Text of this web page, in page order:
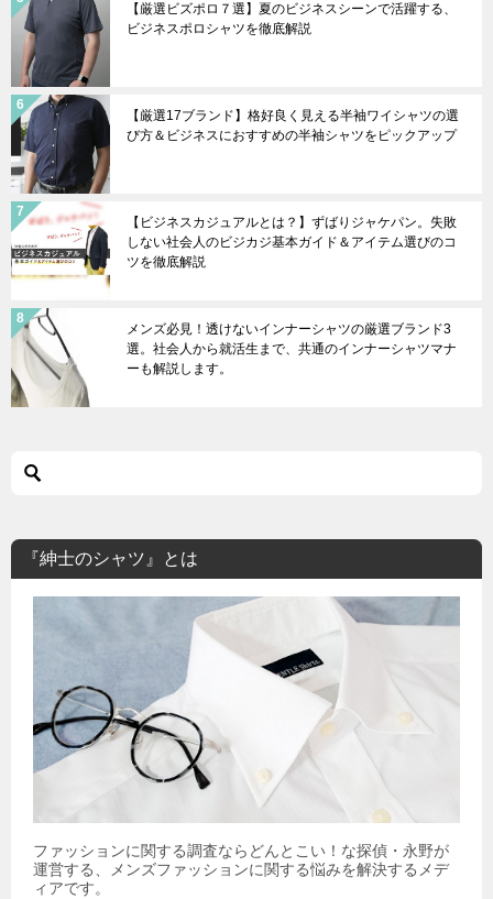
【厳選ビズポロ７選】夏のビジネスシーンで活躍する、
ビジネスポロシャツを徹底解説
【厳選17ブランド】格好良く見える半袖ワイシャツの選
び方＆ビジネスにおすすめの半袖シャツをピックアップ
【ビジネスカジュアルとは？】ずばりジャケパン。失敗
しない社会人のビジカジ基本ガイド＆アイテム選びのコ
ツを徹底解説
メンズ必見！透けないインナーシャツの厳選ブランド3
選。社会人から就活生まで、共通のインナーシャツマナ
ーも解説します。
『紳士のシャツ』とは
ファッションに関する調査ならどんとこい！な探偵・永野が
運営する、メンズファッションに関する悩みを解決するメデ
ィアです。